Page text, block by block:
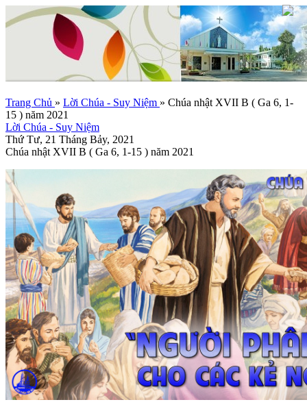
Trang Chủ » Lời Chúa - Suy Niệm » Chúa nhật XVII B ( Ga 6, 1-
15 ) năm 2021
Lời Chúa - Suy Niệm
Thứ Tư, 21 Tháng Bảy, 2021
Chúa nhật XVII B ( Ga 6, 1-15 ) năm 2021